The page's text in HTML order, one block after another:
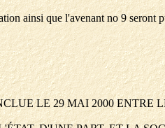
ainsi que l'avenant no 9
LE 29 MAI 2000 ENTRE